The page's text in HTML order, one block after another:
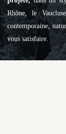
Rhône, le
contemporaine,
vous satisfaire.